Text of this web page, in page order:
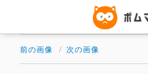
ン
前の画像 次の画像